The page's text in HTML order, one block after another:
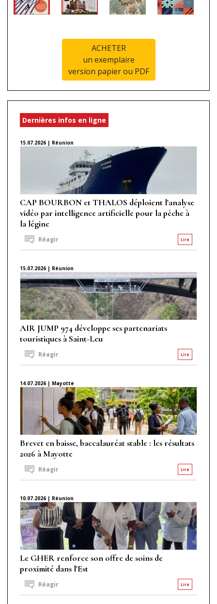
ACHETER
un exemplaire
version papier ou PDF
Dernières infos en ligne
15.07.2026 | Réunion
CAP BOURBON et THALOS déploient l'analyse
vidéo par intelligence artificielle pour la pêche à
la légine
Lire
Réagir
15.07.2026 | Réunion
AIR JUMP 974 développe ses partenariats
touristiques à Saint-Leu
Lire
Réagir
14.07.2026 | Mayotte
Brevet en baisse, baccalauréat stable : les résultats
2026 à Mayotte
Lire
Réagir
10.07.2026 | Réunion
Le GHER renforce son offre de soins de
proximité dans l'Est
Lire
Réagir